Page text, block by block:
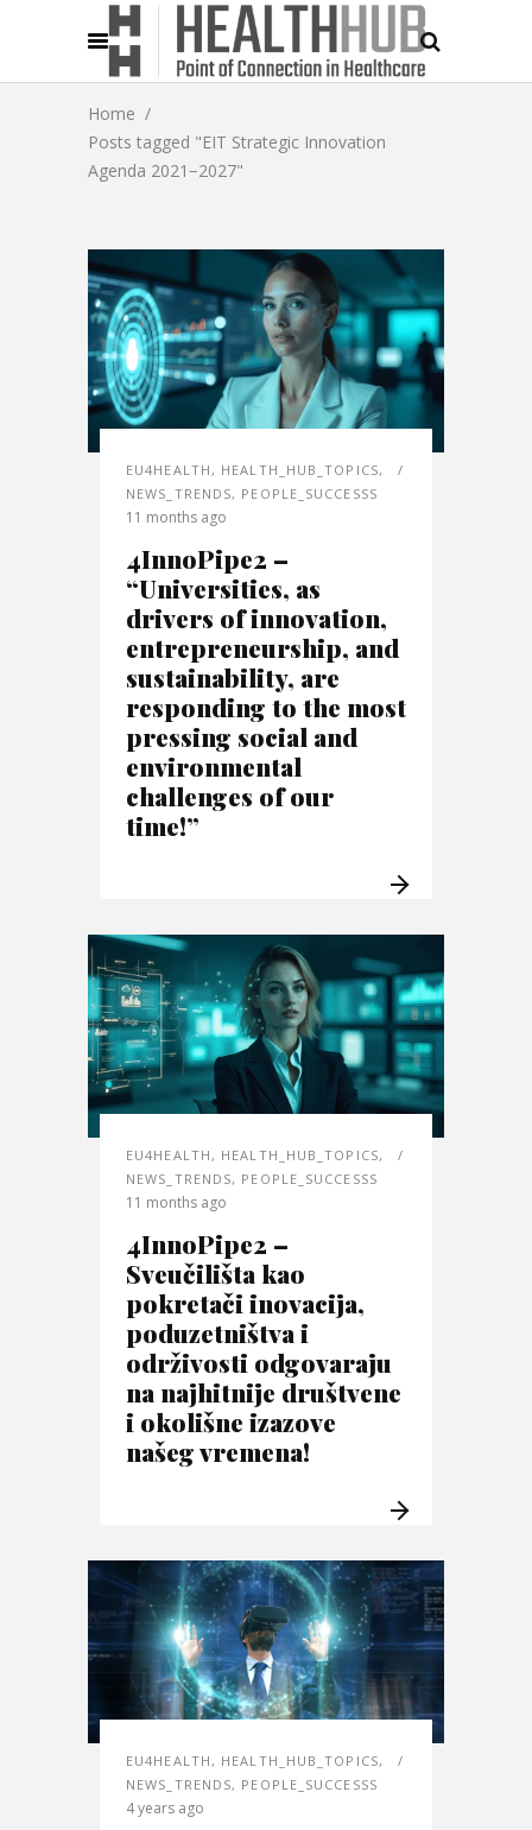
Home /
Posts tagged "EIT Strategic Innovation
Agenda 2021−2027"
EU4HEALTH, HEALTH_HUB_TOPICS,
NEWS_TRENDS, PEOPLE_SUCCESSS
11 months ago
4InnoPipe2 –
“Universities, as
drivers of innovation,
entrepreneurship, and
sustainability, are
responding to the most
pressing social and
environmental
challenges of our
time!”
EU4HEALTH, HEALTH_HUB_TOPICS,
NEWS_TRENDS, PEOPLE_SUCCESSS
11 months ago
4InnoPipe2 –
Sveučilišta kao
pokretači inovacija,
poduzetništva i
održivosti odgovaraju
na najhitnije društvene
i okolišne izazove
našeg vremena!
EU4HEALTH , HEALTH_HUB_TOPICS,
NEWS_TRENDS, PEOPLE_SUCCESSS
4 years ago